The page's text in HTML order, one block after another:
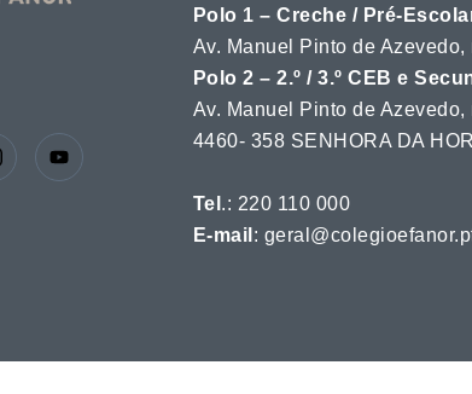
Polo 1 – Creche / Pré-
Av. Manuel Pinto de Azevedo,
Polo 2 – 2.º / 3.º CEB e
Av. Manuel Pinto de Azevedo,
4460- 358 SENHORA DA
Tel .: 220 110 000
E-mail :